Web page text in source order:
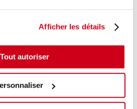
Afficher les détails
Tout autoriser